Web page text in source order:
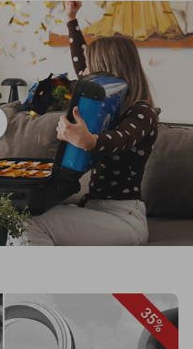
35%